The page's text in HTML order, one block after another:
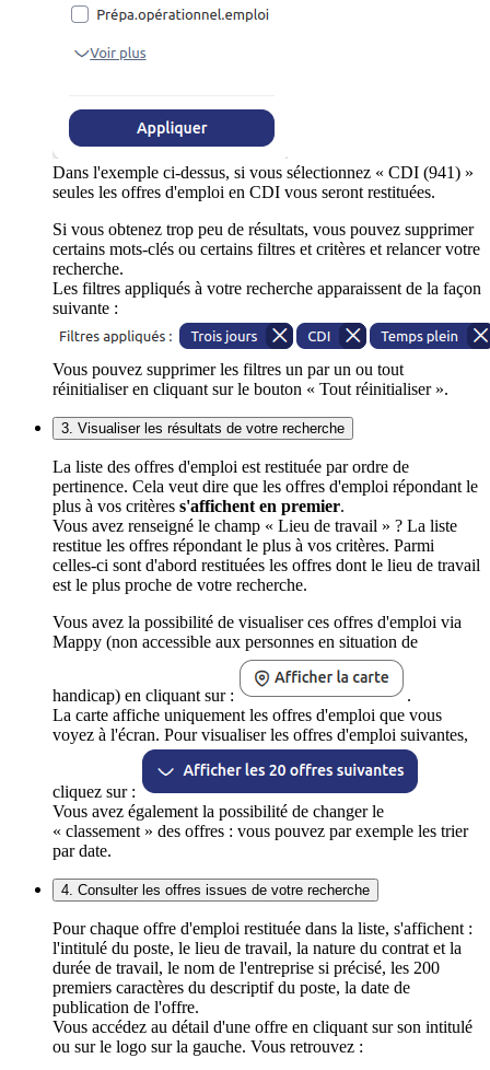
Dans l'exemple ci-dessus, si vous sélectionnez « CDI (941) »
seules les offres d'emploi en CDI vous seront restituées.
Si vous obtenez trop peu de résultats, vous pouvez supprimer
certains mots-clés ou certains filtres et critères et relancer votre
recherche.
Les filtres appliqués à votre recherche apparaissent de la façon
suivante :
Vous pouvez supprimer les filtres un par un ou tout
réinitialiser en cliquant sur le bouton « Tout réinitialiser ».
3. Visualiser les résultats de votre recherche
La liste des offres d'emploi est restituée par ordre de
pertinence. Cela veut dire que les offres d'emploi répondant le
plus à vos critères s'affichent en premier.
Vous avez renseigné le champ « Lieu de travail » ? La liste
restitue les offres répondant le plus à vos critères. Parmi
celles-ci sont d'abord restituées les offres dont le lieu de travail
est le plus proche de votre recherche.
Vous avez la possibilité de visualiser ces offres d'emploi via
Mappy (non accessible aux personnes en situation de
handicap) en cliquant sur :
.
La carte affiche uniquement les offres d'emploi que vous
voyez à l'écran. Pour visualiser les offres d'emploi suivantes,
cliquez sur :
Vous avez également la possibilité de changer le
« classement » des offres : vous pouvez par exemple les trier
par date.
4. Consulter les offres issues de votre recherche
Pour chaque offre d'emploi restituée dans la liste, s'affichent :
l'intitulé du poste, le lieu de travail, la nature du contrat et la
durée de travail, le nom de l'entreprise si précisé, les 200
premiers caractères du descriptif du poste, la date de
publication de l'offre.
Vous accédez au détail d'une offre en cliquant sur son intitulé
ou sur le logo sur la gauche. Vous retrouvez :